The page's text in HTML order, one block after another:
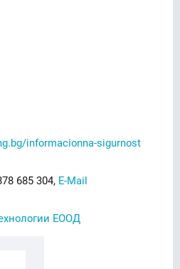
informacionna-sigurnost
685 304, E-Mail
ЕООД